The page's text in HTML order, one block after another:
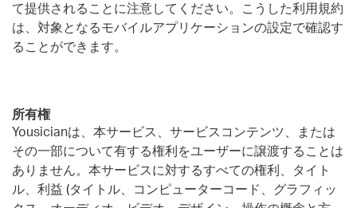
て提供されることに注意してください。こうした利用規約
は、対象となるモバイルアプリケーションの設定で確認す
ることができます。
所有権
Yousicianは、本サービス、サービスコンテンツ、または
その一部について有する権利をユーザーに譲渡することは
ありません。本サービスに対するすべての権利、タイト
ル、利益 (タイトル、コンピューターコード、グラフィッ